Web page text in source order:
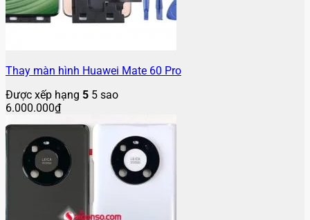
Thay màn hình Huawei Mate 60 Pro
Được xếp hạng 5 5 sao
6.000.000₫